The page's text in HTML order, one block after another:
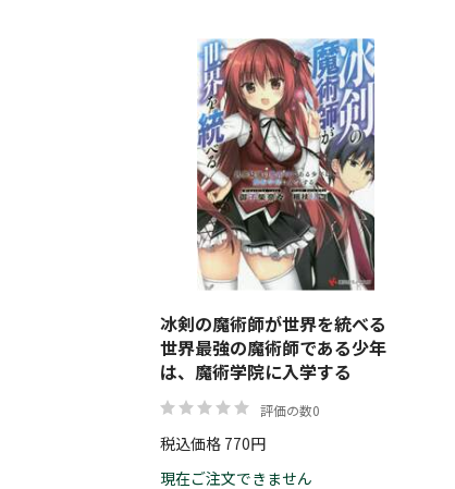
冰剣の魔術師が世界を統べる
世界最強の魔術師である少年
は、魔術学院に入学する
評価の数0
税込価格 770円
現在ご注文できません